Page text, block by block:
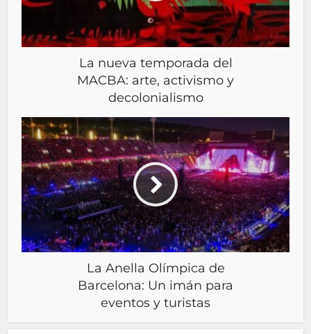
La nueva temporada del
MACBA: arte, activismo y
decolonialismo
La Anella Olímpica de
Barcelona: Un imán para
eventos y turistas